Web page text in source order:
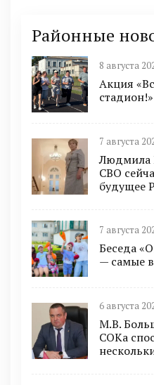
Районные
8 августа
Акция
стадион!»
7 августа
Людмила
СВО
будущее
7 августа
Беседа
— самые
6 августа
М.В.
СОКа